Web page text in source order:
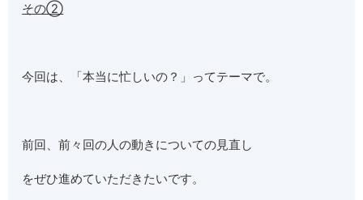
その②
今回は、「本当に忙しいの？」ってテーマで。
前回、前々回の人の動きについての見直し
をぜひ進めていただきたいです。